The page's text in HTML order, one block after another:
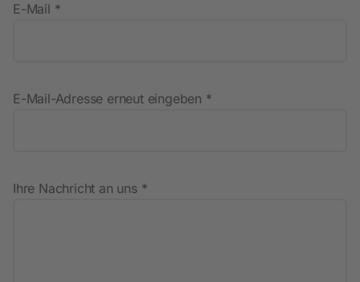
E-Mail *
E-Mail-Adresse erneut eingeben *
Ihre Nachricht an uns *